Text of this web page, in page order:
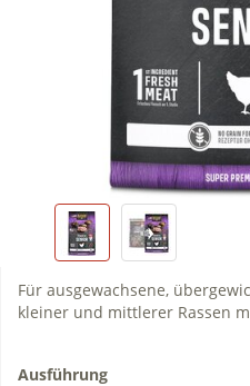
Für ausgewachsene,
kleiner und mittlerer Rassen
Ausführung